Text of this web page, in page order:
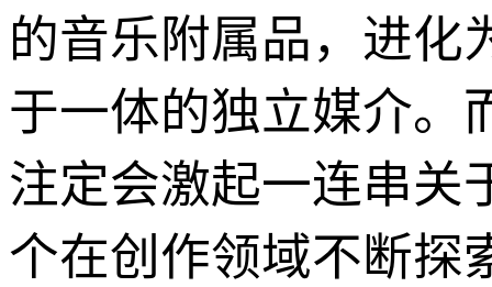
的音乐附属品，进化
于一体的独立媒介。
注定会激起一连串关
个在创作领域不断探